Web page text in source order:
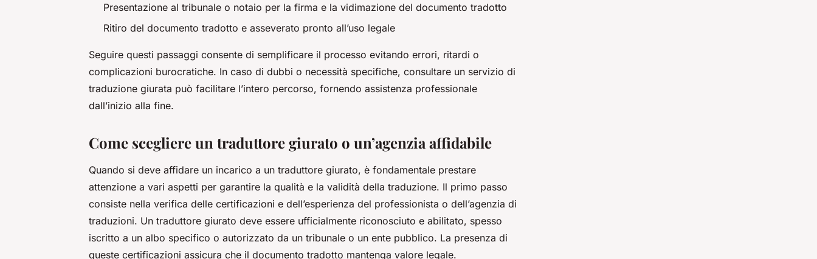
Presentazione al tribunale o notaio per la firma e la vidimazione del documento tradotto
Ritiro del documento tradotto e asseverato pronto all’uso legale
Seguire questi passaggi consente di semplificare il processo evitando errori, ritardi o
complicazioni burocratiche. In caso di dubbi o necessità specifiche, consultare un servizio di
traduzione giurata può facilitare l’intero percorso, fornendo assistenza professionale
dall’inizio alla fine.
Come scegliere un traduttore giurato o un’agenzia affidabile
Quando si deve affidare un incarico a un traduttore giurato, è fondamentale prestare
attenzione a vari aspetti per garantire la qualità e la validità della traduzione. Il primo passo
consiste nella verifica delle certificazioni e dell’esperienza del professionista o dell’agenzia di
traduzioni. Un traduttore giurato deve essere ufficialmente riconosciuto e abilitato, spesso
iscritto a un albo specifico o autorizzato da un tribunale o un ente pubblico. La presenza di
queste certificazioni assicura che il documento tradotto mantenga valore legale.